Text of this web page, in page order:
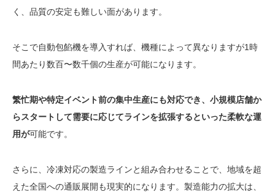
く、品質の安定も難しい面があります。
そこで自動包餡機を導入すれば、機種によって異なりますが1時
間あたり数百〜数千個の生産が可能になります。
繁忙期や特定イベント前の集中生産にも対応でき、小規模店舗か
らスタートして需要に応じてラインを拡張するといった柔軟な運
用が可能です。
さらに、冷凍対応の製造ラインと組み合わせることで、地域を超
えた全国への通販展開も現実的になります。製造能力の拡大は、